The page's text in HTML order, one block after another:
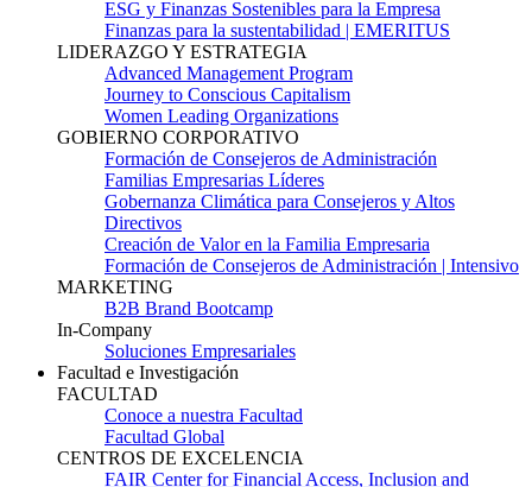
ESG y Finanzas Sostenibles para la Empresa
Finanzas para la sustentabilidad | EMERITUS
LIDERAZGO Y ESTRATEGIA
Advanced Management Program
Journey to Conscious Capitalism
Women Leading Organizations
GOBIERNO CORPORATIVO
Formación de Consejeros de Administración
Familias Empresarias Líderes
Gobernanza Climática para Consejeros y Altos
Directivos
Creación de Valor en la Familia Empresaria
Formación de Consejeros de Administración | Intensivo
MARKETING
B2B Brand Bootcamp
In-Company
Soluciones Empresariales
Facultad e Investigación
FACULTAD
Conoce a nuestra Facultad
Facultad Global
CENTROS DE EXCELENCIA
FAIR Center for Financial Access, Inclusion and